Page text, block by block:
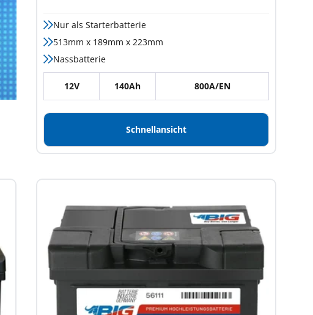
Nur als Starterbatterie
513mm x 189mm x 223mm
Nassbatterie
12V 140Ah 800A/EN
Schnellansicht